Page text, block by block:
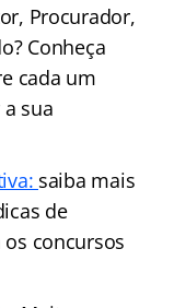
Procurador,
Conheça
cada um
sua
saiba mais
de
concursos